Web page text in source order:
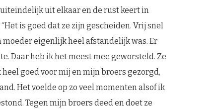
uiteindelijk uit elkaar en de rust keert in
is goed dat ze zijn gescheiden. Vrij snel
moeder eigenlijk heel afstandelijk was. Er
Daar heb ik het meest mee geworsteld. Ze
goed voor mij en mijn broers gezorgd,
Het voelde op zo veel momenten alsof ik
Tegen mijn broers deed en doet ze